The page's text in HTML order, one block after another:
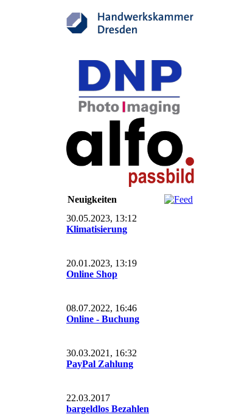
Neuigkeiten
30.05.2023, 13:12
Klimatisierung
20.01.2023, 13:19
Online Shop
08.07.2022, 16:46
Online - Buchung
30.03.2021, 16:32
PayPal Zahlung
22.03.2017
bargeldlos Bezahlen